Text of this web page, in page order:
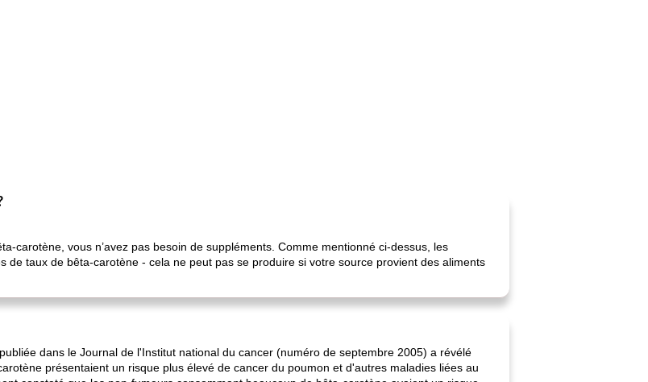
carotène, vous n’avez pas besoin de suppléments. Comme mentionné ci-dessus, les
de taux de bêta-carotène - cela ne peut pas se produire si votre source provient des aliments
dans le Journal de l'Institut national du cancer (numéro de septembre 2005) a révélé
présentaient un risque plus élevé de cancer du poumon et d'autres maladies liées au